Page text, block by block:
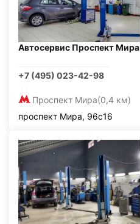
Автосервис Проспект Мира
+7 (495) 023-42-98
Проспект Мира(0,4 км)
проспект Мира, 96с16